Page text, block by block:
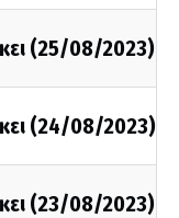
(25/08/2023)
(24/08/2023)
(23/08/2023)